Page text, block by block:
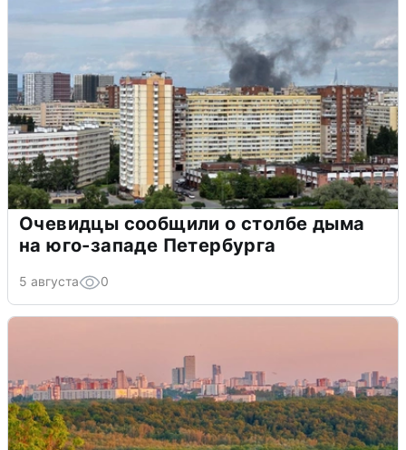
Очевидцы сообщили о столбе дыма
на юго-западе Петербурга
5 августа 0